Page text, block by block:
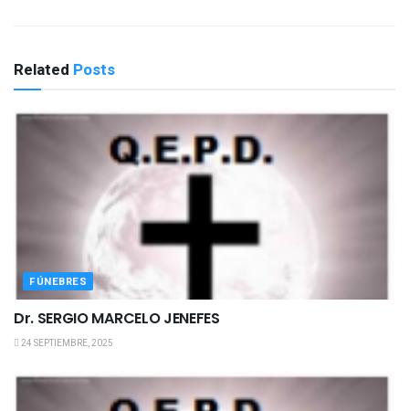
Related Posts
FÚNEBRES
Dr. SERGIO MARCELO JENEFES
24 SEPTIEMBRE, 2025